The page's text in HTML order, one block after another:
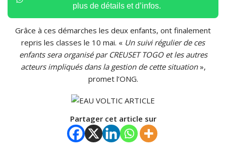
plus de détails et d’infos.
Grâce à ces démarches les deux enfants, ont finalement
repris les classes le 10 mai. « Un suivi régulier de ces
enfants sera organisé par CREUSET TOGO et les autres
acteurs impliqués dans la gestion de cette situation»,
promet l’ONG.
Partager cet article sur